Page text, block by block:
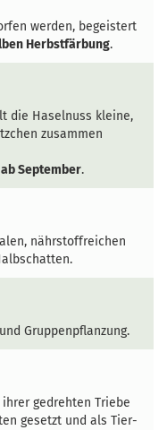
werden, begeistert
Herbstfärbung.
die Haselnuss kleine,
zusammen
ab September.
nährstoffreichen
Gruppenpflanzung.
gedrehten Triebe
gesetzt und als Tier-